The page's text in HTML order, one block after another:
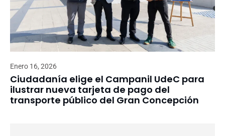
Enero 16, 2026
Ciudadanía elige el Campanil UdeC para
ilustrar nueva tarjeta de pago del
transporte público del Gran Concepción